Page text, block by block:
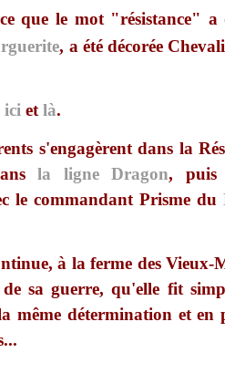
que le mot "résistance" a
, a été décorée
ici et là.
s'engagèrent dans la
la ligne Dragon, puis
le commandant Prisme du
à la ferme des Vieux-
sa guerre, qu'elle fit
même détermination et en